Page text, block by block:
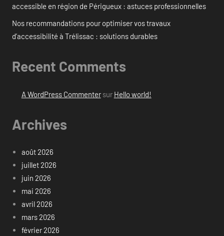
accessible en région de Périgueux : astuces professionnelles
Nos recommandations pour optimiser vos travaux
d’accessibilité à Trélissac : solutions durables
Recent Comments
A WordPress Commentersur Hello world!
Archives
août 2026
juillet 2026
juin 2026
mai 2026
avril 2026
mars 2026
février 2026